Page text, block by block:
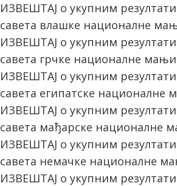
ИЗВЕШТАЈ о укупним
савета влашке националне
ИЗВЕШТАЈ о укупним
савета грчке националне
ИЗВЕШТАЈ о укупним
савета египатске националне
ИЗВЕШТАЈ о укупним
савета мађарске националне
ИЗВЕШТАЈ о укупним
савета немачке националне
ИЗВЕШТАЈ о укупним